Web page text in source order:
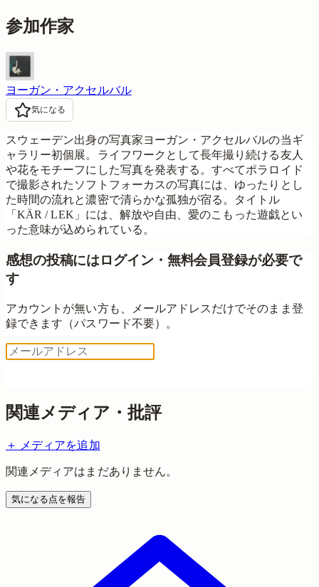
参加作家
ヨーガン・アクセルバル
気になる
スウェーデン出身の写真家ヨーガン・アクセルバルの当ギ
ャラリー初個展。ライフワークとして長年撮り続ける友人
や花をモチーフにした写真を発表する。すべてポラロイド
で撮影されたソフトフォーカスの写真には、ゆったりとし
た時間の流れと濃密で清らかな孤独が宿る。タイトル
「KÄR / LEK」には、解放や自由、愛のこもった遊戯とい
った意味が込められている。
感想の投稿にはログイン・無料会員登録が必要で
す
アカウントが無い方も、メールアドレスだけでそのまま登
録できます（パスワード不要）。
関連メディア・批評
＋ メディアを追加
関連メディアはまだありません。
気になる点を報告